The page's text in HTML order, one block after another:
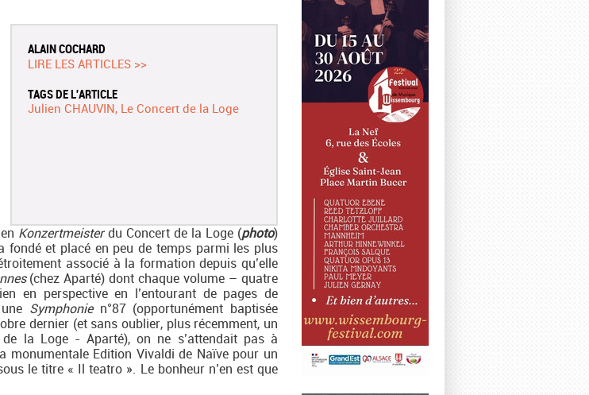
ALAIN COCHARD
LIRE LES ARTICLES >>
TAGS DE L'ARTICLE
Julien CHAUVIN Le Concert de la Loge
Konzertmeisterdu Concert de la Loge (photo)
fondé et placé en peu de temps parmi les plus
associé à la formation depuis qu’elle
(chez Aparté) dont chaque volume – quatre
en perspective en l’entourant de pages de
Symphonien°87 (opportunément baptisée
dernier (et sans oublier, plus récemment, un
la Loge - Aparté), on ne s’attendait pas à
monumentale Edition Vivaldi de Naïve pour un
le titre « Il teatro ». Le bonheur n’en est que